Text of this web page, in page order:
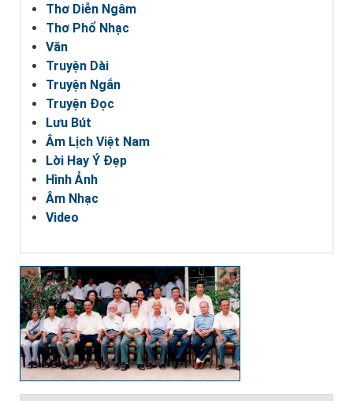
Thơ Diễn Ngâm
Thơ Phổ Nhạc
Văn
Truyện Dài
Truyện Ngắn
Truyện Đọc
Lưu Bút
Âm Lịch Việt Nam
Lời Hay Ý Đẹp
Hình Ảnh
Âm Nhạc
Video